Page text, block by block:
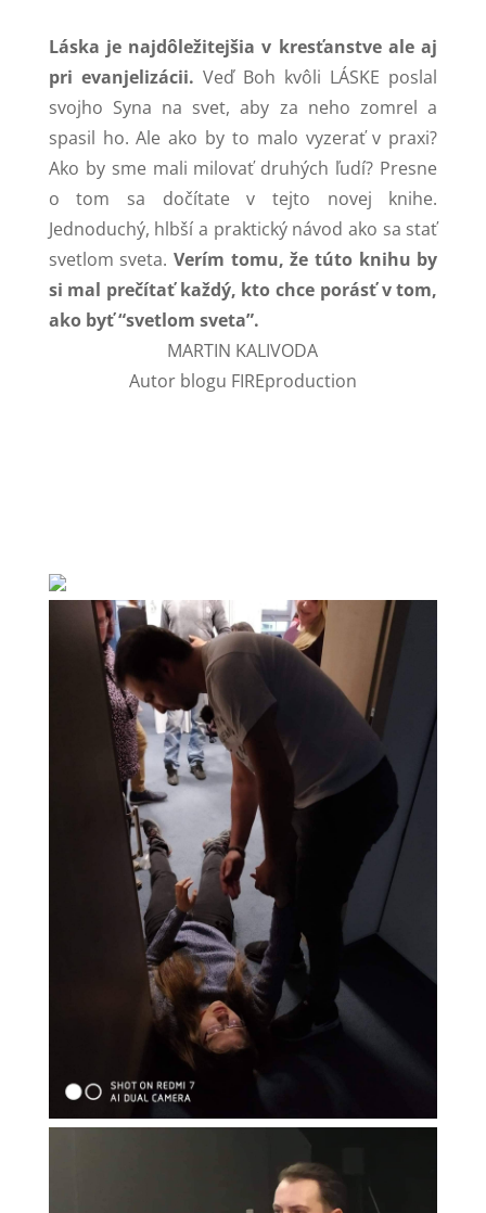
Láska je najdôležitejšia v kresťanstve ale aj
pri evanjelizácii. Veď Boh kvôli LÁSKE poslal
svojho Syna na svet, aby za neho zomrel a
spasil ho. Ale ako by to malo vyzerať v praxi?
Ako by sme mali milovať druhých ľudí? Presne
o tom sa dočítate v tejto novej knihe.
Jednoduchý, hlbší a praktický návod ako sa stať
svetlom sveta. Verím tomu, že túto knihu by
si mal prečítať každý, kto chce porásť v tom,
ako byť “svetlom sveta”.
MARTIN KALIVODA
Autor blogu FIREproduction